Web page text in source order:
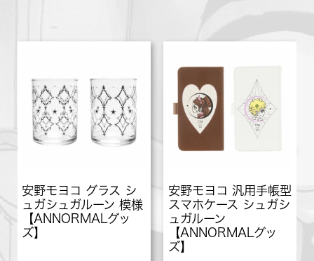
安野モヨコ グラス シ
ュガシュガルーン 模様
【ANNORMALグッ
ズ】
安野モヨコ 汎用手帳型
スマホケース シュガシ
ュガルーン
【ANNORMALグッ
ズ】